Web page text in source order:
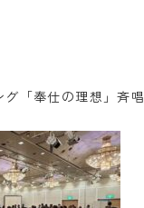
「奉仕の理想」斉唱